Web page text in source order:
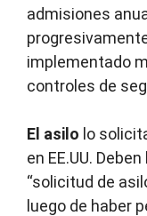
admisiones
implementado
controles de
El asilo lo
en EE.UU.
“solicitud de
luego de haber